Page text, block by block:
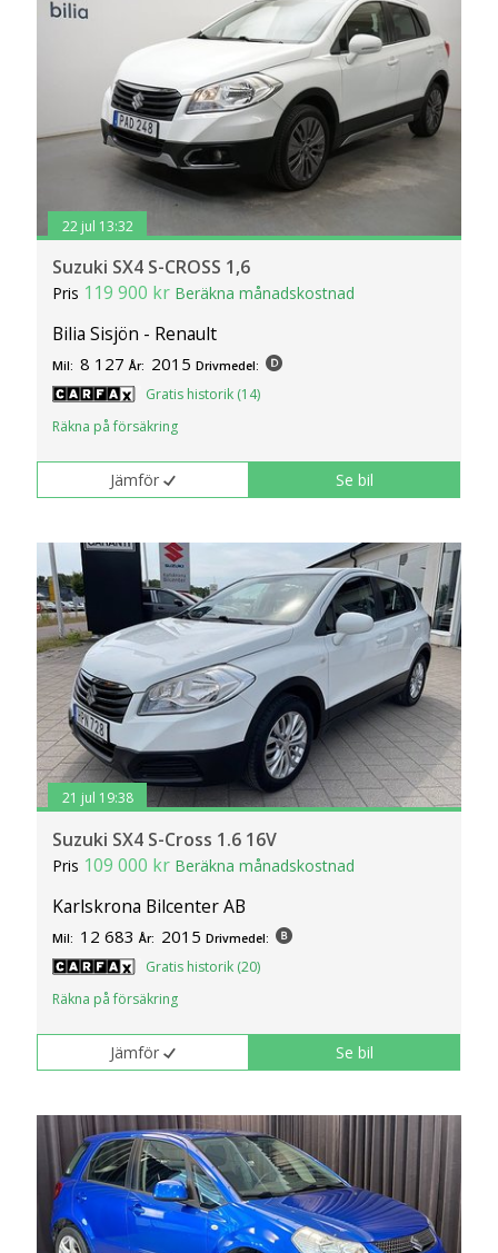
22 jul 13:32
Suzuki SX4 S-CROSS 1,6
Pris 119 900 kr Beräkna månadskostnad
Bilia Sisjön - Renault
Mil: 8 127 År: 2015 Drivmedel:
Gratis historik (14)
Räkna på försäkring
Jämför Se bil
21 jul 19:38
Suzuki SX4 S-Cross 1.6 16V
Pris 109 000 kr Beräkna månadskostnad
Karlskrona Bilcenter AB
Mil: 12 683 År: 2015 Drivmedel:
Gratis historik (20)
Räkna på försäkring
Jämför Se bil